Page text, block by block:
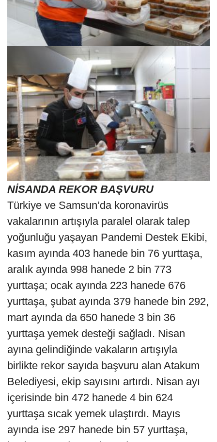
NİSANDA REKOR BAŞVURU
Türkiye ve Samsun’da koronavirüs
vakalarının artışıyla paralel olarak talep
yoğunluğu yaşayan Pandemi Destek Ekibi,
kasım ayında 403 hanede bin 76 yurttaşa,
aralık ayında 998 hanede 2 bin 773
yurttaşa; ocak ayında 223 hanede 676
yurttaşa, şubat ayında 379 hanede bin 292,
mart ayında da 650 hanede 3 bin 36
yurttaşa yemek desteği sağladı. Nisan
ayına gelindiğinde vakaların artışıyla
birlikte rekor sayıda başvuru alan Atakum
Belediyesi, ekip sayısını artırdı. Nisan ayı
içerisinde bin 472 hanede 4 bin 624
yurttaşa sıcak yemek ulaştırdı. Mayıs
ayında ise 297 hanede bin 57 yurttaşa,